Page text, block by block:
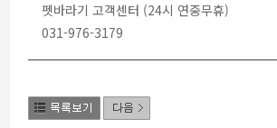
펫바라기 고객센터 (24시 연중무휴)
031-976-3179